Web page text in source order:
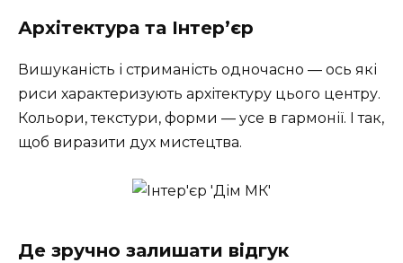
Архітектура та Інтер’єр
Вишуканість і стриманість одночасно — ось які
риси характеризують архітектуру цього центру.
Кольори, текстури, форми — усе в гармонії. І так,
щоб виразити дух мистецтва.
Де зручно залишати відгук